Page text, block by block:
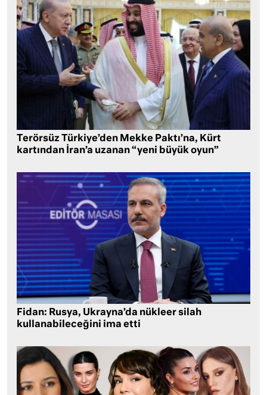
Terörsüz Türkiye’den Mekke Paktı’na, Kürt
kartından İran’a uzanan “yeni büyük oyun”
Fidan: Rusya, Ukrayna’da nükleer silah
kullanabileceğini ima etti